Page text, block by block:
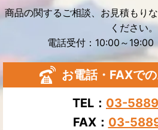
商品の関するご相談、お見積もり
ください。
電話受付：10:00～19:00
お電話・FAXで
TEL： 03-
FAX： 03-